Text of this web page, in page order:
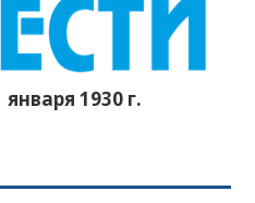
1930 г.